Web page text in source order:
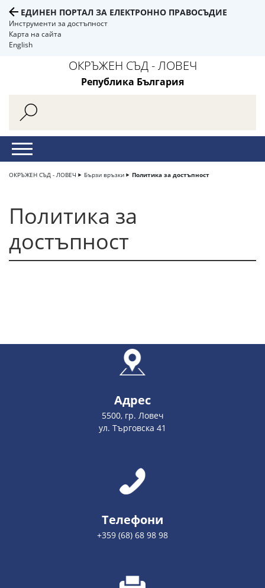
ЕДИНЕН ПОРТАЛ ЗА ЕЛЕКТРОННО ПРАВОСЪДИЕ
Инструменти за достъпност
Карта на сайта
English
ОКРЪЖЕН СЪД - ЛОВЕЧ
Република България
ОКРЪЖЕН СЪД - ЛОВЕЧ Бързи връзки Политика за достъпност
Политика за
достъпност
Адрес
5500, гр. Ловеч
ул. Търговска 41
Телефони
+359 (68) 68 98 98